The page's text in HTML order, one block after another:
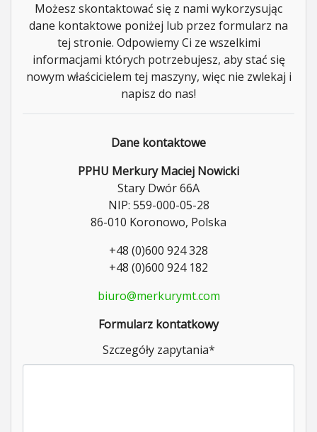
Możesz skontaktować się z nami wykorzysując
dane kontaktowe poniżej lub przez formularz na
tej stronie. Odpowiemy Ci ze wszelkimi
informacjami których potrzebujesz, aby stać się
nowym właścicielem tej maszyny, więc nie zwlekaj i
napisz do nas!
Dane kontaktowe
PPHU Merkury Maciej Nowicki
Stary Dwór 66A
NIP: 559-000-05-28
86-010 Koronowo, Polska
+48 (0)600 924 328
+48 (0)600 924 182
biuro@merkurymt.com
Formularz kontatkowy
Szczegóły zapytania*